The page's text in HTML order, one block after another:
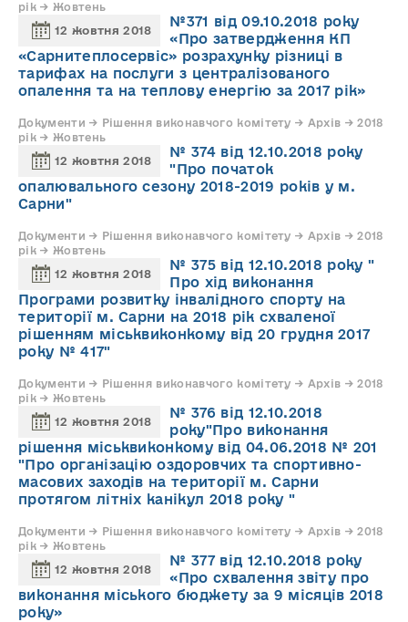
рік → Жовтень
12 жовтня 2018
№371 від 09.10.2018 року
«Про затвердження КП
«Сарнитеплосервіс» розрахунку різниці в
тарифах на послуги з централізованого
опалення та на теплову енергію за 2017 рік»
Документи → Рішення виконавчого комітету → Архів → 2018
рік → Жовтень
12 жовтня 2018
№ 374 від 12.10.2018 року
"Про початок
опалювального сезону 2018-2019 років у м.
Сарни"
Документи → Рішення виконавчого комітету → Архів → 2018
рік → Жовтень
12 жовтня 2018
№ 375 від 12.10.2018 року "
Про хід виконання
Програми розвитку інвалідного спорту на
території м. Сарни на 2018 рік схваленої
рішенням міськвиконкому від 20 грудня 2017
року № 417"
Документи → Рішення виконавчого комітету → Архів → 2018
рік → Жовтень
12 жовтня 2018
№ 376 від 12.10.2018
року"Про виконання
рішення міськвиконкому від 04.06.2018 № 201
"Про організацію оздоровчих та спортивно-
масових заходів на території м. Сарни
протягом літніх канікул 2018 року "
Документи → Рішення виконавчого комітету → Архів → 2018
рік → Жовтень
12 жовтня 2018
№ 377 від 12.10.2018 року
«Про схвалення звіту про
виконання міського бюджету за 9 місяців 2018
року»